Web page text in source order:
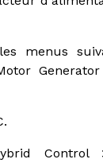
menus
Control